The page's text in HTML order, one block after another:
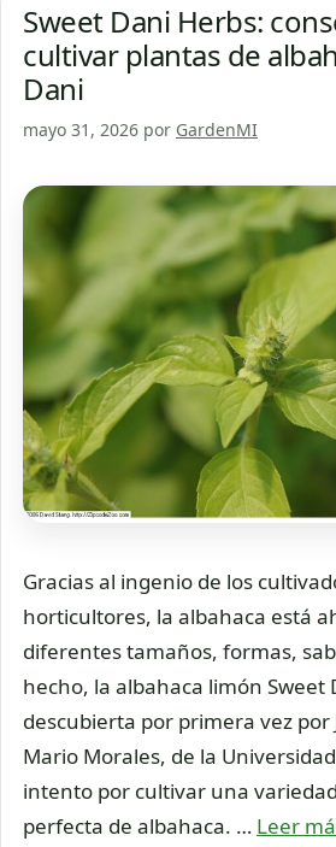
Sweet Dani Herbs:
cultivar plantas de
Dani
mayo 31, 2026 por GardenMI
Gracias al ingenio de los
horticultores, la albahaca está
diferentes tamaños, formas,
hecho, la albahaca limón Sweet
descubierta por primera vez por
Mario Morales, de la
intento por cultivar una
perfecta de albahaca. … Leer